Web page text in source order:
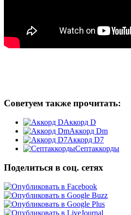
Советуем также прочитать:
Аккорд D
Аккорд Dm
Аккорд D7
Септаккорды
Поделиться в соц. сетях